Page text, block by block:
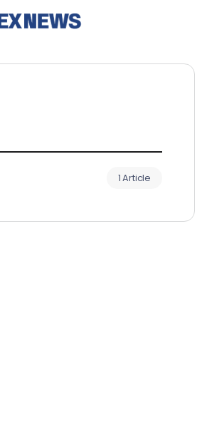
1 Article